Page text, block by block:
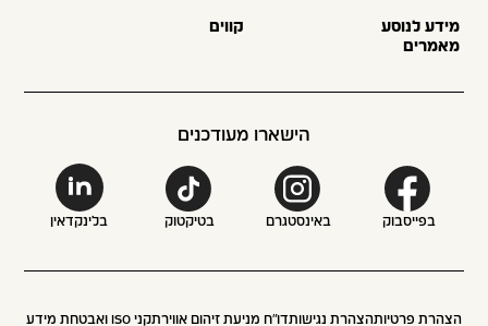
מידע לנוסע
קווים
מאמרים
הישארו מעודכנים
בפייסבוק באינסטגרם בטיקטוק בלינקדאין
הצהרת פרטיותהצהרת נגישותדו״ח מניעת זיהום אווירתקני ISO ואבטחת מידע